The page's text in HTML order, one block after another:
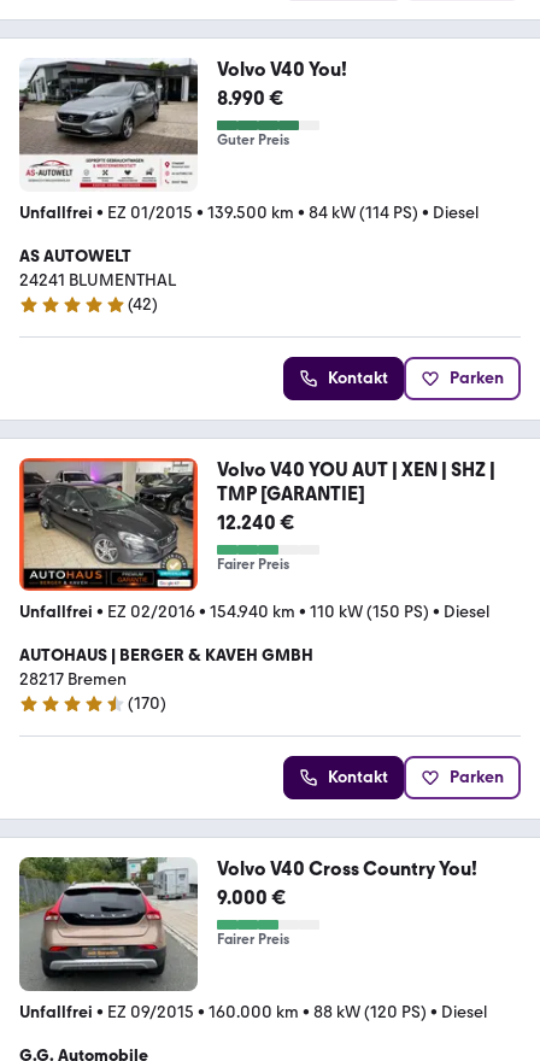
Volvo V40 You!
8.990 €
Guter Preis
Unfallfrei • EZ 01/2015 • 139.500 km • 84 kW (114 PS) • Diesel
AS AUTOWELT
24241 BLUMENTHAL
4.9 Sterne
(42)
Kontakt Parken
Volvo V40 YOU AUT | XEN | SHZ |
TMP [GARANTIE]
12.240 €
Fairer Preis
Unfallfrei • EZ 02/2016• 154.940 km • 110 kW (150 PS) • Diesel
AUTOHAUS | BERGER & KAVEH GMBH
28217 Bremen
4.6 Sterne
(170)
Kontakt Parken
Volvo V40 Cross Country You!
9.000 €
Fairer Preis
Unfallfrei • EZ 09/2015 • 160.000 km • 88 kW (120 PS) • Diesel
G.G. Automobile